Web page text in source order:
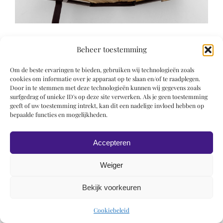
Beheer toestemming
Om de beste ervaringen te bieden, gebruiken wij technologieën zoals
cookies om informatie over je apparaat op te slaan en/of te raadplegen.
Door in te stemmen met deze technologieën kunnen wij gegevens zoals
surfgedrag of unieke ID's op deze site verwerken. Als je geen toestemming
geeft of uw toestemming intrekt, kan dit een nadelige invloed hebben op
bepaalde functies en mogelijkheden.
Accepteren
Weiger
Bekijk voorkeuren
Cookiebeleid
© 2019 Roel Wiechers | Powered byROCK Design